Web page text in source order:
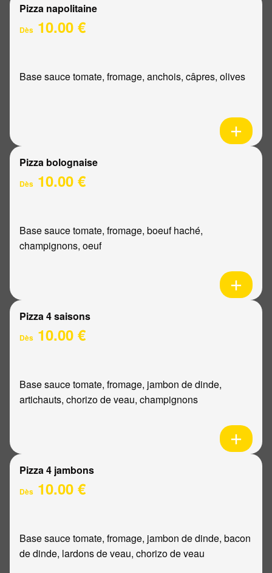
Pizza napolitaine
Dès 10.00 €
Base sauce tomate, fromage, anchois, câpres, olives
Pizza bolognaise
Dès 10.00 €
Base sauce tomate, fromage, boeuf haché,
champignons, oeuf
Pizza 4 saisons
Dès 10.00 €
Base sauce tomate, fromage, jambon de dinde,
artichauts, chorizo de veau, champignons
Pizza 4 jambons
Dès 10.00 €
Base sauce tomate, fromage, jambon de dinde, bacon
de dinde, lardons de veau, chorizo de veau